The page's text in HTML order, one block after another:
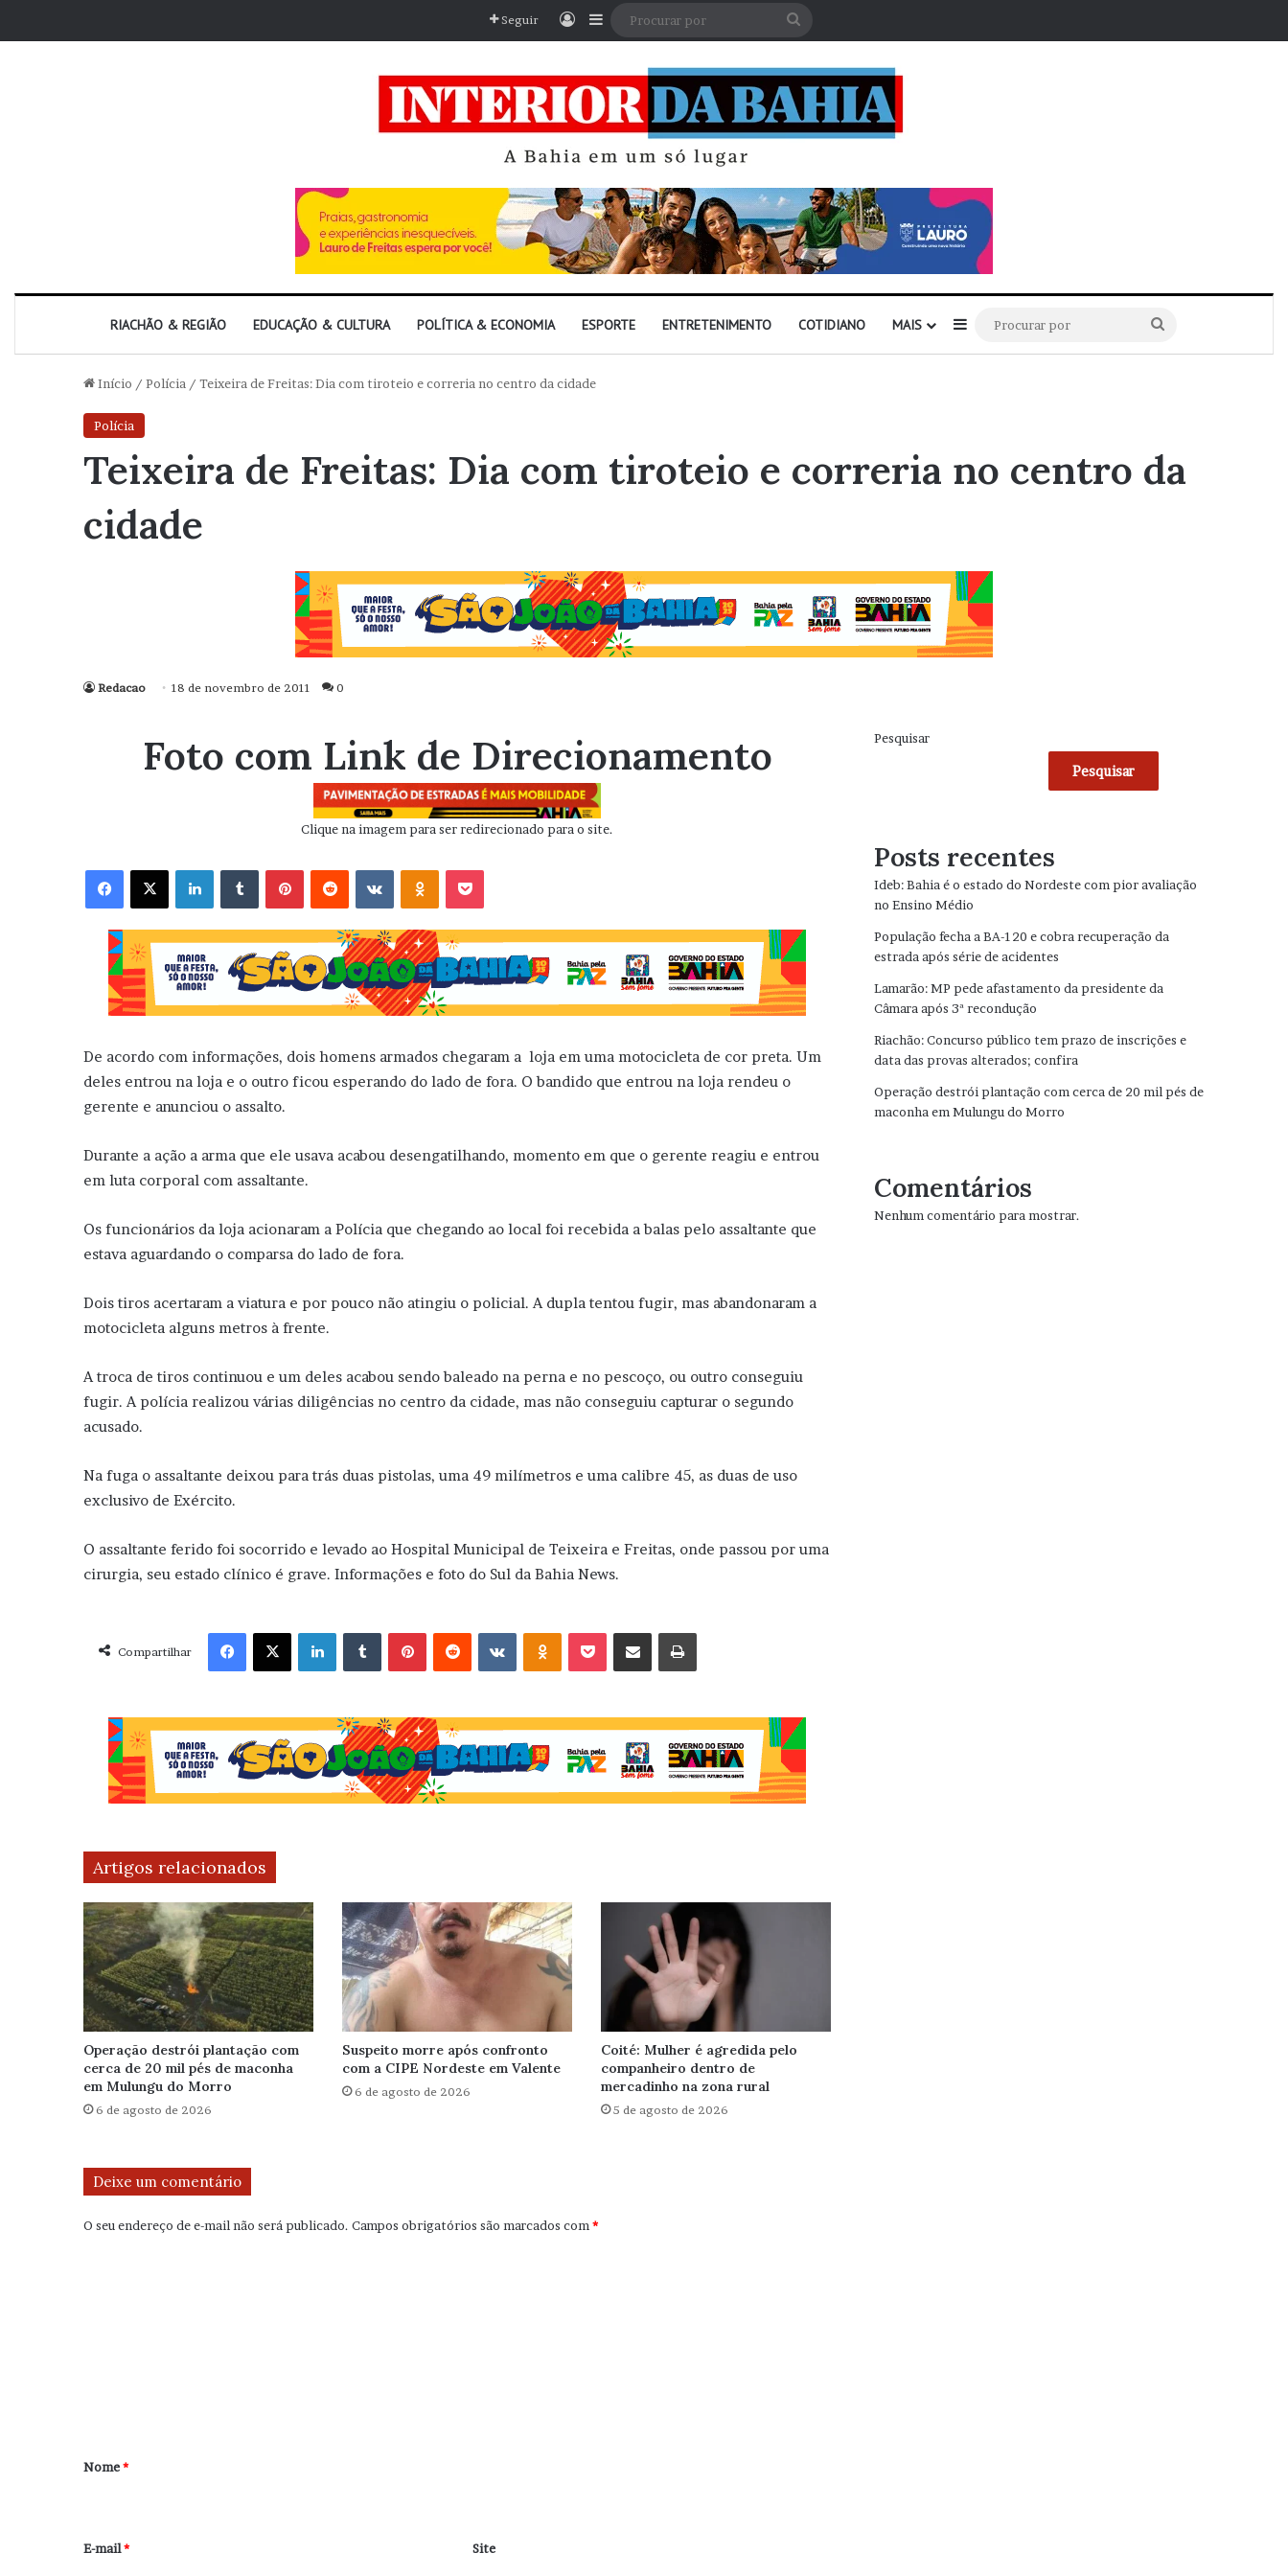
Seguir EntrarBarra Lateral
RIACHÃO & REGIÃO EDUCAÇÃO & CULTURA POLÍTICA & ECONOMIA ESPORTE ENTRETENIMENTO COTIDIANO MAIS Barra Lateral
por
Início / Polícia / Teixeira de Freitas: Dia com tiroteio e correria no centro da cidade
Polícia
Teixeira de Freitas: Dia com tiroteio e correria no centro da
cidade
Redacao 18 de novembro de 2011 0
Foto com Link de Direcionamento
Clique na imagem para ser redirecionado para o site.
Facebook X Linkedin VK OK
De acordo com informações, dois homens armados chegaram a loja em uma motocicleta de cor preta. Um
deles entrou na loja e o outro ficou esperando do lado de fora. O bandido que entrou na loja rendeu o
gerente e anunciou o assalto.
Durante a ação a arma que ele usava acabou desengatilhando, momento em que o gerente reagiu e entrou
em luta corporal com assaltante.
Os funcionários da loja acionaram a Polícia que chegando ao local foi recebida a balas pelo assaltante que
estava aguardando o comparsa do lado de fora.
Dois tiros acertaram a viatura e por pouco não atingiu o policial. A dupla tentou fugir, mas abandonaram a
motocicleta alguns metros à frente.
A troca de tiros continuou e um deles acabou sendo baleado na perna e no pescoço, ou outro conseguiu
fugir. A polícia realizou várias diligências no centro da cidade, mas não conseguiu capturar o segundo
acusado.
Na fuga o assaltante deixou para trás duas pistolas, uma 49 milímetros e uma calibre 45, as duas de uso
exclusivo de Exército.
O assaltante ferido foi socorrido e levado ao Hospital Municipal de Teixeira e Freitas, onde passou por uma
cirurgia, seu estado clínico é grave. Informações e foto do Sul da Bahia News.
Compartilhar
Facebook X Linkedin VK OK
Artigos relacionados
Operação destrói plantação com
cerca de 20 mil pés de maconha
em Mulungu do Morro
6 de agosto de 2026
Suspeito morre após confronto
com a CIPE Nordeste em Valente
6 de agosto de 2026
Coité: Mulher é agredida pelo
companheiro dentro de
mercadinho na zona rural
5 de agosto de 2026
Deixe um comentário
O seu endereço de e-mail não será publicado. Campos obrigatórios são marcados com*
r
*
Nome*
E-mail* Site
Pesquisar
Pesquisar
Posts recentes
Ideb: Bahia é o estado do Nordeste com pior avaliação
no Ensino Médio
População fecha a BA-120 e cobra recuperação da
estrada após série de acidentes
Lamarão: MP pede afastamento da presidente da
Câmara após 3ª recondução
Riachão: Concurso público tem prazo de inscrições e
data das provas alterados; confira
Operação destrói plantação com cerca de 20 mil pés de
maconha em Mulungu do Morro
Comentários
Nenhum comentário para mostrar.